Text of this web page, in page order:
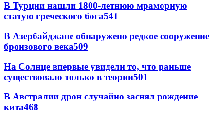
В Турции нашли 1800-летнюю мраморную
статую греческого бога541
В Азербайджане обнаружено редкое сооружение
бронзового века509
На Солнце впервые увидели то, что раньше
существовало только в теории501
В Австралии дрон случайно заснял рождение
кита468